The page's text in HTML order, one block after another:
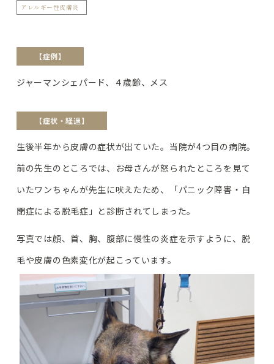
アレルギー性皮膚炎
【症例】
ジャーマンシェパード、４歳齢、メス
【症状・経過】
生後半年から皮膚の症状が出ていた。当院が4つ目の病院。
前の先生のところでは、お母さんが怒られたところを見て
いたワンちゃんが先生に吠えたため、「パニック障害・自
閉症による脱毛症」と診断されてしまった。
写真では顔、首、胸、腹部に慢性の炎症を示すように、脱
毛や皮膚の色素変化が起こっています。